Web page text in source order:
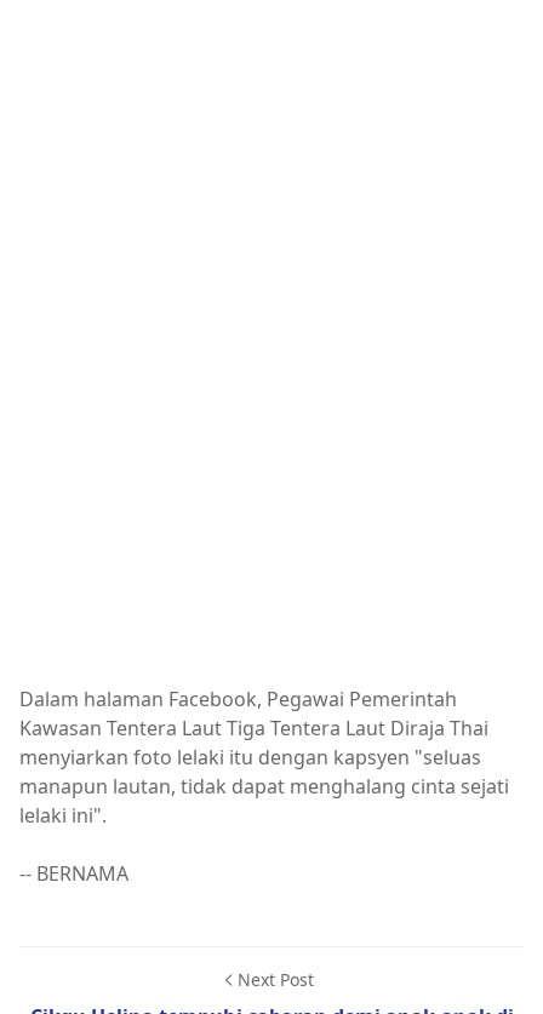
Dalam halaman Facebook, Pegawai Pemerintah
Kawasan Tentera Laut Tiga Tentera Laut Diraja Thai
menyiarkan foto lelaki itu dengan kapsyen "seluas
manapun lautan, tidak dapat menghalang cinta sejati
lelaki ini".
-- BERNAMA
Next Post